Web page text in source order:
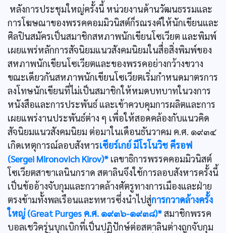
หลังการประชุมใหญ่ครั้งนี้ หน่วยงานด้านวัฒนธรรมและ
การโฆษณาของพรรคคอมมิวนิสต์ก็รณรงค์ให้นักเขียนและ
ศิลปินสมัครเป็นสมาชิกสหภาพนักเขียนโซเวียต และพิมพ์
เผยแพร่หลักการสัจนิยมแนวสังคมนิยมในสื่อสิ่งพิมพ์ของ
สหภาพนักเขียนโซเวียตและของพรรคอย่างกว้างขวาง
ขณะเดียวกันสหภาพนักเขียนโซเวียตเริ่มกำหนดมาตรการ
ลงโทษนักเขียนที่ไม่เป็นสมาชิกให้หมดบทบาทในวงการ
หนังสือและการประพันธ์ และเข้าควบคุมการผลิตและการ
เผยแพร่งานประพันธ์ต่าง ๆ เพื่อให้สอดคล้องกับแนวคิด
สัจนิยมแนวสังคมนิยม ต่อมาในเดือนธันวาคม ค.ศ. ๑๙๓๔
เกิดเหตุการณ์ลอบสังหารเซียร์เกย์ มีโรโนวิช คีรอฟ
(Sergei Mironovich Kirov)* เลขาธิการพรรคคอมมิวนิสต์
โซเวียตสาขาเลนินกราด สตาลินจึงใช้การลอบสังหารครั้งนี้
เป็นข้ออ้างจับกุมและกวาดล้างศัตรูทางการเมืองและฝ่าย
ตรงข้ามทั้งพลเรือนและทหารซึ่งนำไปสู่การกวาดล้างครั้ง
ใหญ่ (Great Purges ค.ศ. ๑๙๓๖-๑๙๓๘)*สมาชิกพรรค
บอลเชวิครุ่นบุกเบิกที่เป็นปฏิปักษ์ต่อสตาลินต่างถูกจับกุม